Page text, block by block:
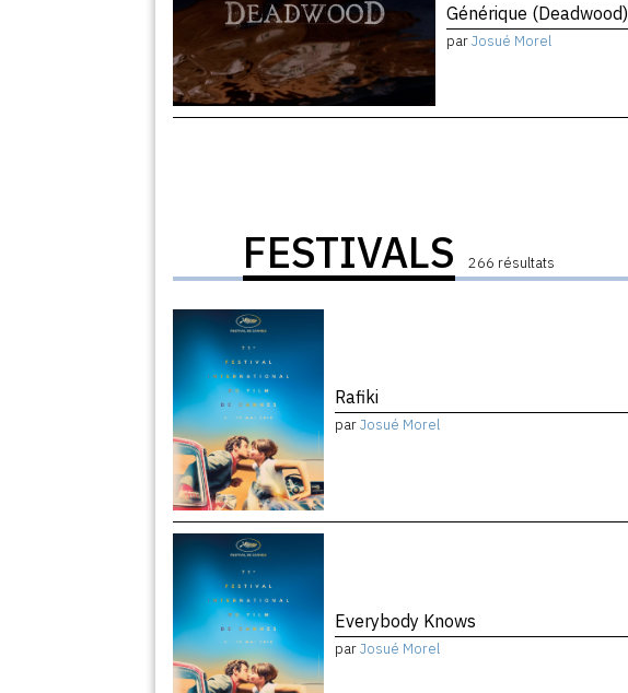
Générique (Deadwood)
parJosué Morel
FESTIVALS 266 résultats
Rafiki
parJosué Morel
Everybody Knows
parJosué Morel